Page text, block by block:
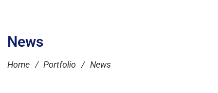
News
Home / Portfolio / News